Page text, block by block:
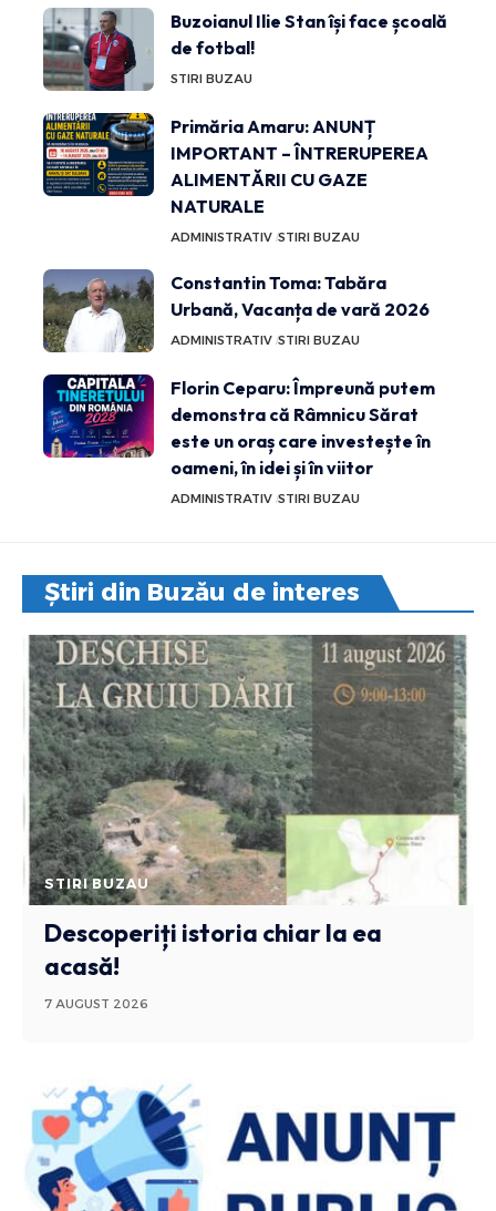
Buzoianul Ilie Stan își face școală
de fotbal!
STIRI BUZAU
Primăria Amaru: ANUNȚ
IMPORTANT – ÎNTRERUPEREA
ALIMENTĂRII CU GAZE
NATURALE
ADMINISTRATIV STIRI BUZAU
Constantin Toma: Tabăra
Urbană, Vacanța de vară 2026
ADMINISTRATIV STIRI BUZAU
Florin Ceparu: Împreună putem
demonstra că Râmnicu Sărat
este un oraș care investește în
oameni, în idei și în viitor
ADMINISTRATIV STIRI BUZAU
Știri din Buzău de interes
STIRI BUZAU
Descoperiți istoria chiar la ea
acasă!
7 AUGUST 2026